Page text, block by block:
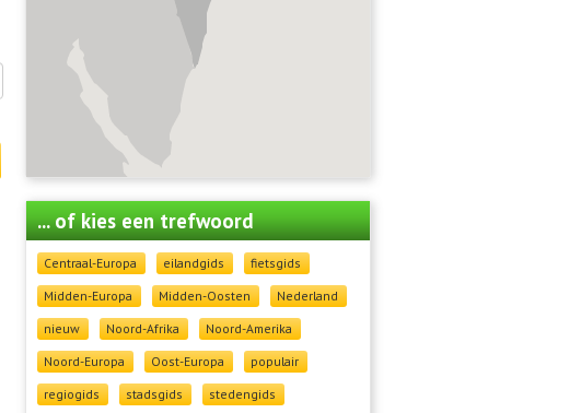
... of kies een trefwoord
Centraal-Europa eilandgids
fietsgids
Midden-Europa
Midden-Oosten
Nederland
nieuw
Noord-Afrika
Noord-Amerika
Noord-Europa
Oost-Europa
populair
regiogids
stadsgids
stedengids